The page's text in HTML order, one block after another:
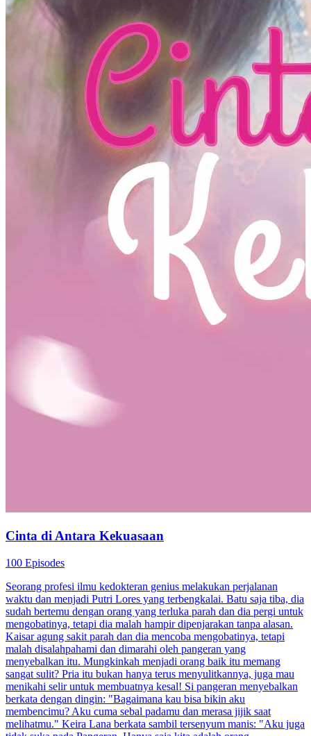
Cinta di Antara Kekuasaan
100 Episodes
Seorang profesi ilmu kedokteran genius melakukan perjalanan
waktu dan menjadi Putri Lores yang terbengkalai. Batu saja tiba, dia
sudah bertemu dengan orang yang terluka parah dan dia pergi untuk
mengobatinya, tetapi dia malah hampir dipenjarakan tanpa alasan.
Kaisar agung sakit parah dan dia mencoba mengobatinya, tetapi
malah disalahpahami dan dimarahi oleh pangeran yang
menyebalkan itu. Mungkinkah menjadi orang baik itu memang
sangat sulit? Pria itu bukan hanya terus menyulitkannya, juga mau
menikahi selir untuk membuatnya kesal! Si pangeran menyebalkan
berkata dengan dingin: "Bagaimana kau bisa bikin aku
membencimu? Aku cuma sebal padamu dan merasa jijik saat
melihatmu." Keira Lana berkata sambil tersenyum manis: "Aku juga